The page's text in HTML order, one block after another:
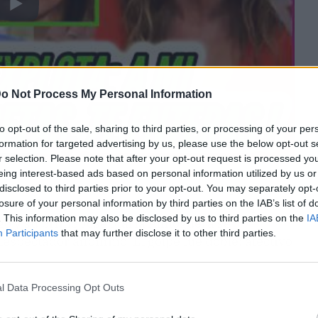
Not Process My Personal Information
opt-out of the sale, sharing to third parties, or processing of your
for targeted advertising by us, please use the below opt-out
selection. Please note that after your opt-out request is processed
interest-based ads based on personal information utilized by us
to third parties prior to your opt-out. You may separately
of your personal information by third parties on the IAB’s list of
This information may also be disclosed by us to third parties on the
Participants that may further disclose it to other third parties.
Data Processing Opt Outs
de¡De Viernes!para anunciar que esperaba su
ante millones de espectadores antes que
y su primo José María Almoguera se
anónimo. El golpe fue doble: afectivo